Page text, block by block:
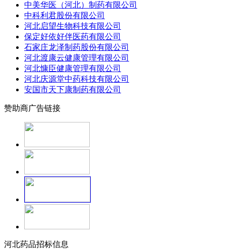
中美华医（河北）制药有限公司
中科利君股份有限公司
河北启望生物科技有限公司
保定好依好伴医药有限公司
石家庄龙泽制药股份有限公司
河北渡康云健康管理有限公司
河北慷臣健康管理有限公司
河北庆源堂中药科技有限公司
安国市天下康制药有限公司
赞助商广告链接
河北药品招标信息